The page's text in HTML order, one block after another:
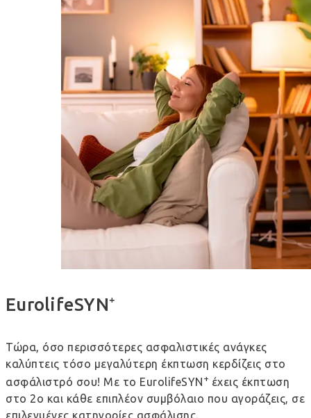
EurolifeSYN⁺
Τώρα, όσο περισσότερες ασφαλιστικές ανάγκες
καλύπτεις τόσο μεγαλύτερη έκπτωση κερδίζεις στο
ασφάλιστρό σου! Με το ΕurolifeSYN + έχεις έκπτωση
στο 2ο και κάθε επιπλέον συμβόλαιο που αγοράζεις, σε
επιλεγμένες κατηγορίες ασφάλισης.